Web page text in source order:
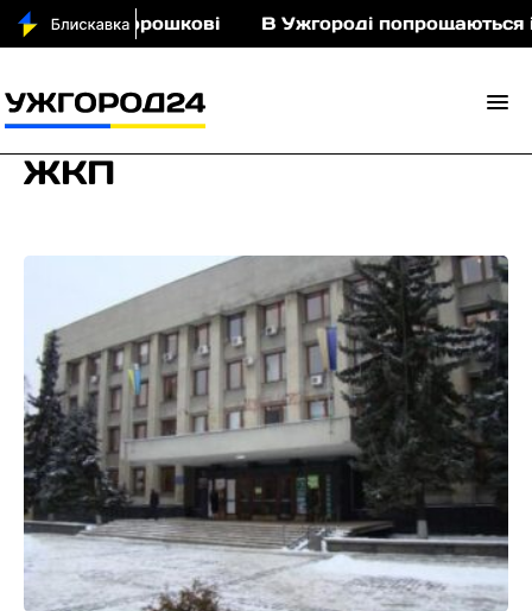
у Порошкові В Ужгороді попрощаються
ЖКП